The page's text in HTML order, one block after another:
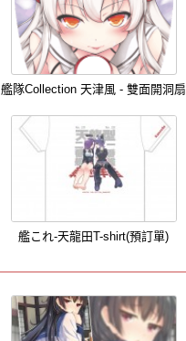
艦隊Collection 天津風 - 雙面開洞扇
艦これ-天龍田T-shirt(預訂單)